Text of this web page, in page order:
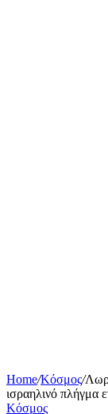
Home/Κόσμος/
ισραηλινό πλήγμα
Κόσμος